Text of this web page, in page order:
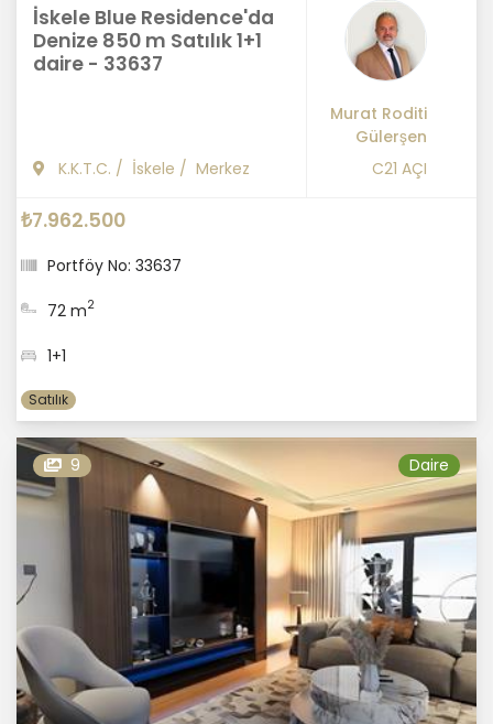
İskele Blue Residence'da
Denize 850 m Satılık 1+1
daire - 33637
K.K.T.C. / İskele / Merkez
Murat Roditi
Gülerşen
C21 AÇI
₺7.962.500
Portföy No: 33637
72 m2
1+1
Satılık
9 Daire